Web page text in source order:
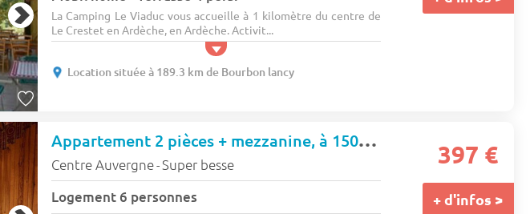
La Camping Le Viaduc vous accueille à 1 kilomètre du centre de
Le Crestet en Ardèche, en Ardèche. Activit...
Location située à 189.3 km de Bourbon lancy
Appartement 2 pièces + mezzanine, à 150m des pistes - Auris en Oisans - Campanules
Centre Auvergne-Super besse
Logement 6 personnes
397 €
+ d'infos >